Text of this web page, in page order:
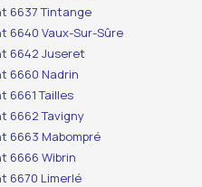
6637 Tintange
6640 Vaux-Sur-Sûre
6642 Juseret
6660 Nadrin
6661 Tailles
6662 Tavigny
6663 Mabompré
6666 Wibrin
6670 Limerlé